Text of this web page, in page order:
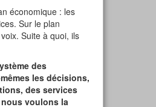
économique : les
Sur le plan
Suite à quoi, ils
des
les décisions,
des services
voulons la